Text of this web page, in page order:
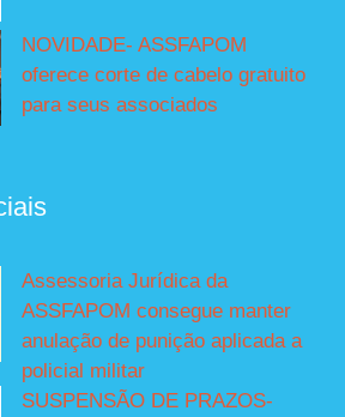
NOVIDADE- ASSFAPOM
oferece corte de cabelo gratuito
para seus associados
Assessoria Jurídica da
ASSFAPOM consegue manter
anulação de punição aplicada a
policial militar
SUSPENSÃO DE PRAZOS-